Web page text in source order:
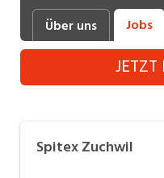
Industrie,
Produktion
Informatik,
Über uns Jobs
Spitex Zuchwil